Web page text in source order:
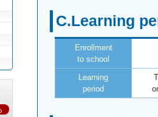
C.Learning
Enrollment
to school
Learning
period